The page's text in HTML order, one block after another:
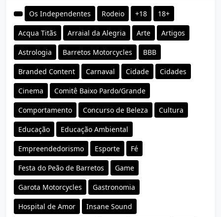
Os Independentes Rodeio +18 18+
Acqua Titãs Arraial da Alegria Arte Artigos
Astrologia Barretos Motorcycles BBB
Branded Content Carnaval Cidade Cidades
Cinema Comitê Baixo Pardo/Grande
Comportamento Concurso de Beleza Cultura
Educação Educação Ambiental
Empreendedorismo Esporte Fé
Festa do Peão de Barretos Game
Garota Motorcycles Gastronomia
Hospital de Amor Insane Sound